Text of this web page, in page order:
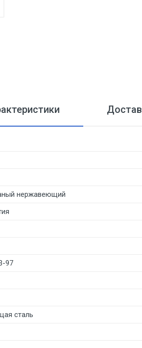
нержавеющий
97
сталь